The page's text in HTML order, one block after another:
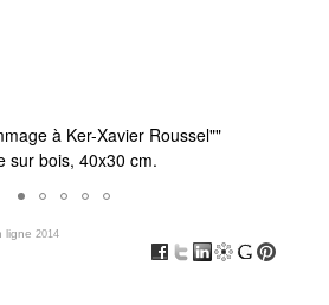
à Ker-Xavier Roussel""
sur bois, 40x30 cm.
ligne 2014